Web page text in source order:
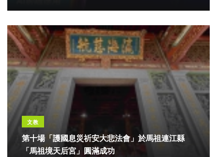
文教
第十場「護國息災祈安大悲法會」於馬祖連江縣
「馬祖境天后宮」圓滿成功